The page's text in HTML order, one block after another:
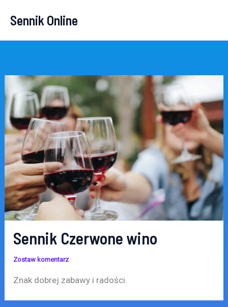
Sennik Online
Sennik Czerwone wino
Zostaw komentarz
Znak dobrej zabawy i radości.